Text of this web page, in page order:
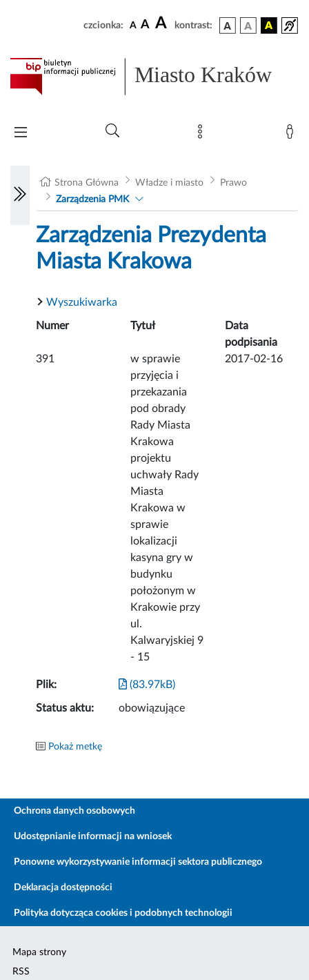
czcionka: A A A kontrast:
Miasto Kraków
Strona Główna Władze i miasto
Prawo
Zarządzenia PMK
Zarządzenia Prezydenta
Miasta Krakowa
Wyszukiwarka
Numer Tytuł
Data
podpisania
391
w sprawie
przyjęcia i
przekazania
pod obrady
Rady Miasta
Krakowa
projektu
uchwały Rady
Miasta
Krakowa w
sprawie
lokalizacji
kasyna gry w
budynku
położonym w
Krakowie przy
ul.
Kalwaryjskiej 9
- 15
2017-02-16
Plik: (83.97kB)
Status aktu: obowiązujące
Pokaż metkę
Ochrona danych osobowych
Udostępnianie informacji na wniosek
Ponowne wykorzystywanie informacji sektora publicznego
Deklaracja dostępności
Polityka dotycząca cookies i podobnych technologii
Mapa strony
RSS